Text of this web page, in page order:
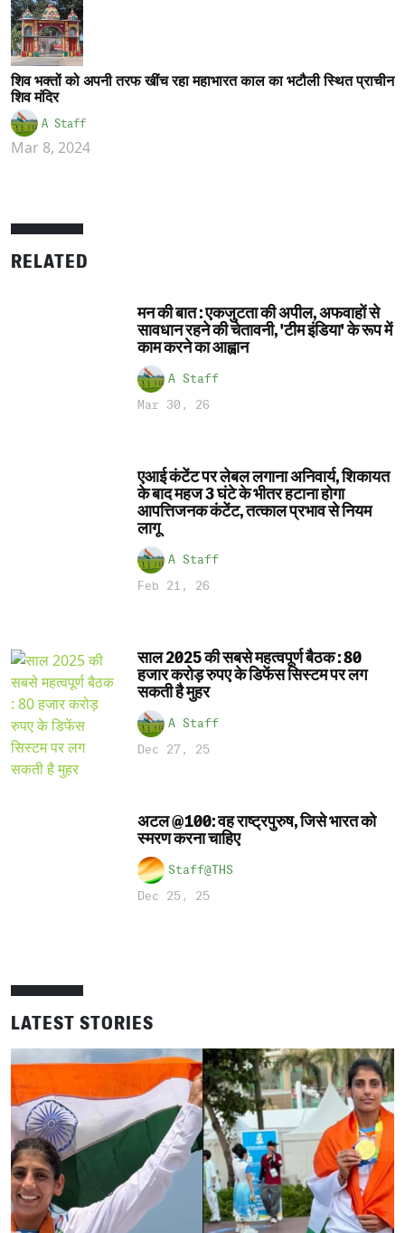
शिव भक्तों को अपनी तरफ खींच रहा महाभारत काल का भटौली स्थित प्राचीन
शिव मंदिर
A Staff
Mar 8, 2024
RELATED
मन की बात : एकजुटता की अपील, अफवाहों से
सावधान रहने की चेतावनी, 'टीम इंडिया' के रूप में
काम करने का आह्वान
A Staff
Mar 30, 26
एआई कंटेंट पर लेबल लगाना अनिवार्य, शिकायत
के बाद महज 3 घंटे के भीतर हटाना होगा
आपत्तिजनक कंटेंट, तत्काल प्रभाव से नियम
लागू
A Staff
Feb 21, 26
साल 2025 की सबसे महत्वपूर्ण बैठक : 80
हजार करोड़ रुपए के डिफेंस सिस्टम पर लग
सकती है मुहर
A Staff
Dec 27, 25
अटल @100: वह राष्ट्रपुरुष, जिसे भारत को
स्मरण करना चाहिए
Staff@THS
Dec 25, 25
LATEST STORIES